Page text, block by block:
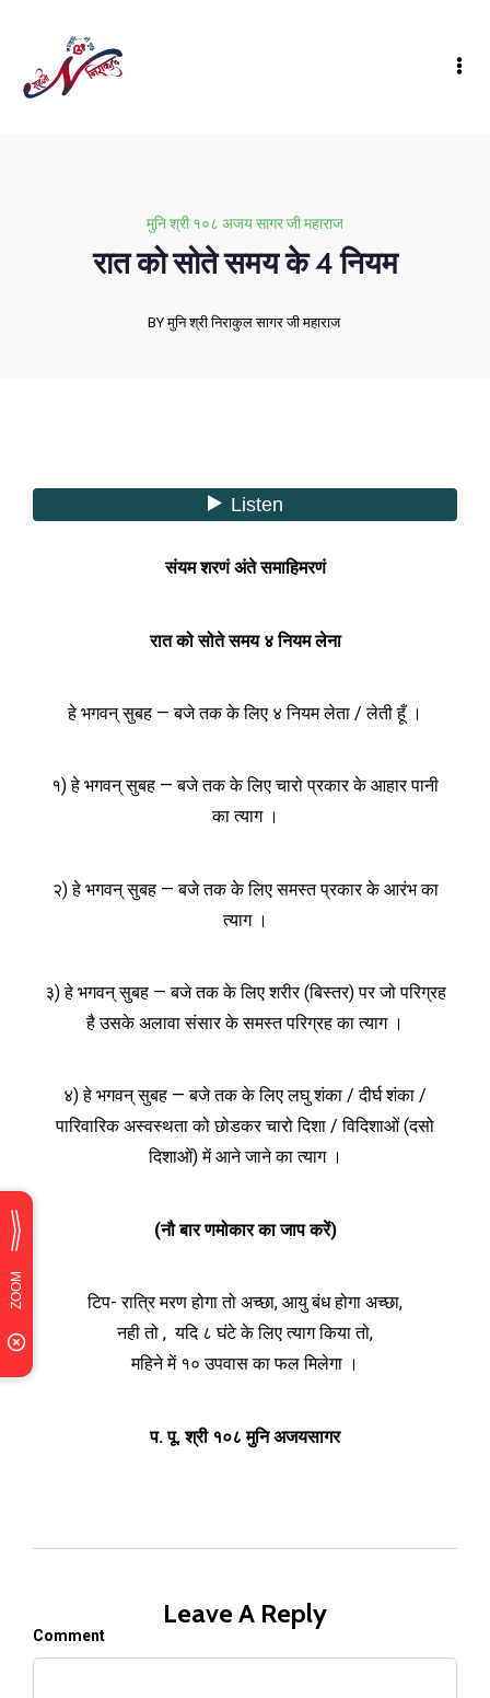
मुनि श्री १०८ अजय सागर जी महाराज
रात को सोते समय के 4 नियम
BY मुनि श्री निराकुल सागर जी महाराज
संयम शरणं अंते समाहिमरणं
रात को सोते समय ४ नियम लेना
हे भगवन् सुबह — बजे तक के लिए ४ नियम लेता / लेती हूँ ।
१) हे भगवन् सुबह — बजे तक के लिए चारो प्रकार के आहार पानी
का त्याग ।
२) हे भगवन् सुबह — बजे तक के लिए समस्त प्रकार के आरंभ का
त्याग ।
३) हे भगवन् सुबह — बजे तक के लिए शरीर (बिस्तर) पर जो परिग्रह
है उसके अलावा संसार के समस्त परिग्रह का त्याग ।
४) हे भगवन् सुबह — बजे तक के लिए लघु शंका / दीर्घ शंका /
पारिवारिक अस्वस्थता को छोडकर चारो दिशा / विदिशाओं (दसो
दिशाओं) में आने जाने का त्याग ।
(नौ बार णमोकार का जाप करें)
टिप- रात्रि मरण होगा तो अच्छा, आयु बंध होगा अच्छा,
नही तो , यदि ८ घंटे के लिए त्याग किया तो,
महिने में १० उपवास का फल मिलेगा ।
प. पू. श्री१०८मुनि अजयसागर
Leave A Reply
Comment